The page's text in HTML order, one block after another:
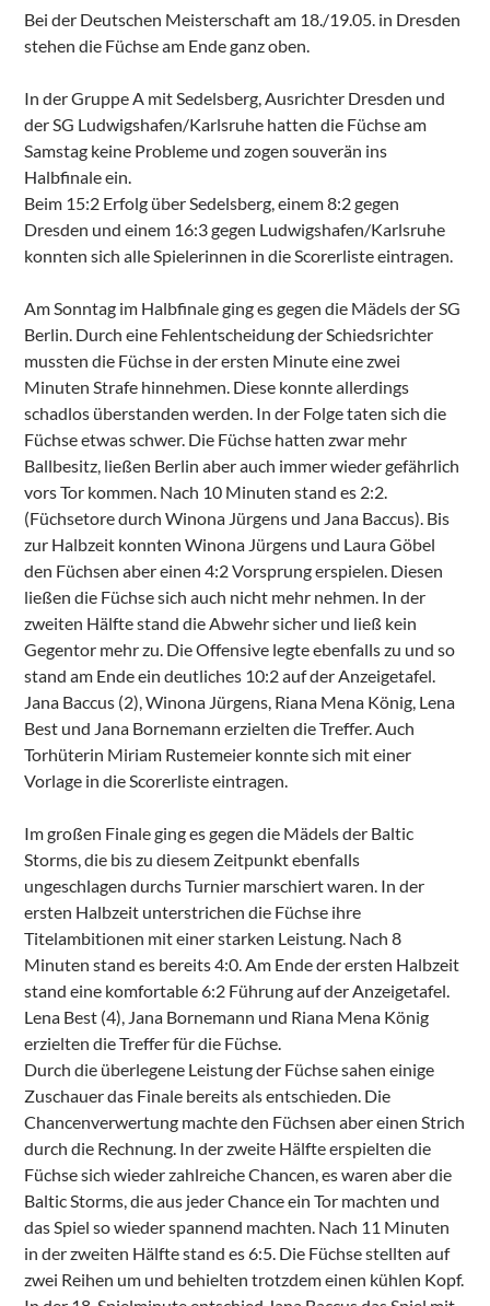
Bei der Deutschen Meisterschaft am 18./19.05. in Dresden
stehen die Füchse am Ende ganz oben.
In der Gruppe A mit Sedelsberg, Ausrichter Dresden und
der SG Ludwigshafen/Karlsruhe hatten die Füchse am
Samstag keine Probleme und zogen souverän ins
Halbfinale ein.
Beim 15:2 Erfolg über Sedelsberg, einem 8:2 gegen
Dresden und einem 16:3 gegen Ludwigshafen/Karlsruhe
konnten sich alle Spielerinnen in die Scorerliste eintragen.
Am Sonntag im Halbfinale ging es gegen die Mädels der SG
Berlin. Durch eine Fehlentscheidung der Schiedsrichter
mussten die Füchse in der ersten Minute eine zwei
Minuten Strafe hinnehmen. Diese konnte allerdings
schadlos überstanden werden. In der Folge taten sich die
Füchse etwas schwer. Die Füchse hatten zwar mehr
Ballbesitz, ließen Berlin aber auch immer wieder gefährlich
vors Tor kommen. Nach 10 Minuten stand es 2:2.
(Füchsetore durch Winona Jürgens und Jana Baccus). Bis
zur Halbzeit konnten Winona Jürgens und Laura Göbel
den Füchsen aber einen 4:2 Vorsprung erspielen. Diesen
ließen die Füchse sich auch nicht mehr nehmen. In der
zweiten Hälfte stand die Abwehr sicher und ließ kein
Gegentor mehr zu. Die Offensive legte ebenfalls zu und so
stand am Ende ein deutliches 10:2 auf der Anzeigetafel.
Jana Baccus (2), Winona Jürgens, Riana Mena König, Lena
Best und Jana Bornemann erzielten die Treffer. Auch
Torhüterin Miriam Rustemeier konnte sich mit einer
Vorlage in die Scorerliste eintragen.
Im großen Finale ging es gegen die Mädels der Baltic
Storms, die bis zu diesem Zeitpunkt ebenfalls
ungeschlagen durchs Turnier marschiert waren. In der
ersten Halbzeit unterstrichen die Füchse ihre
Titelambitionen mit einer starken Leistung. Nach 8
Minuten stand es bereits 4:0. Am Ende der ersten Halbzeit
stand eine komfortable 6:2 Führung auf der Anzeigetafel.
Lena Best (4), Jana Bornemann und Riana Mena König
erzielten die Treffer für die Füchse.
Durch die überlegene Leistung der Füchse sahen einige
Zuschauer das Finale bereits als entschieden. Die
Chancenverwertung machte den Füchsen aber einen Strich
durch die Rechnung. In der zweite Hälfte erspielten die
Füchse sich wieder zahlreiche Chancen, es waren aber die
Baltic Storms, die aus jeder Chance ein Tor machten und
das Spiel so wieder spannend machten. Nach 11 Minuten
in der zweiten Hälfte stand es 6:5. Die Füchse stellten auf
zwei Reihen um und behielten trotzdem einen kühlen Kopf.